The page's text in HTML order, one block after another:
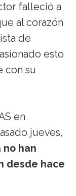
falleció a
al corazón
de
esto
con su
en
jueves,
han
desde hace